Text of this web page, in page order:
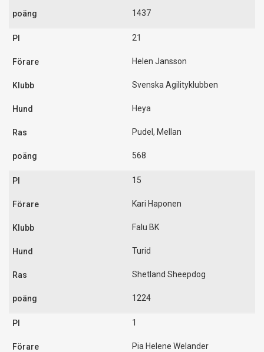
1437
21
Helen Jansson
Svenska Agilityklubben
Heya
Pudel, Mellan
568
15
Kari Haponen
Falu BK
Turid
Shetland Sheepdog
1224
1
Pia Helene Welander